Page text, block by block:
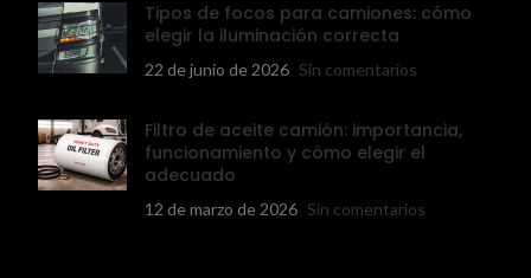
Tipos de focos para camiones: cómo
elegir la iluminación correcta
22 de junio de 2026 Sin comentarios
Filtro de aceite camión: importancia,
funcionamiento y cómo elegir el
adecuado
12 de marzo de 2026 Sin comentarios